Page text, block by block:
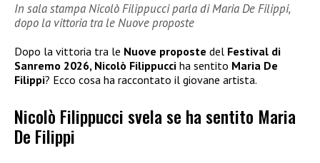
In sala stampa Nicolò Filippucci parla di Maria De Filippi,
dopo la vittoria tra le Nuove proposte
Dopo la vittoria tra le Nuove proposte del Festival di
Sanremo 2026, Nicolò Filippucci ha sentito Maria De
Filippi? Ecco cosa ha raccontato il giovane artista.
Nicolò Filippucci svela se ha sentito Maria
De Filippi